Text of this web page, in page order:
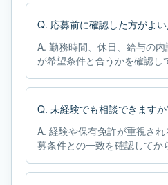
Q. 応募前に確認した方がよ
A. 勤務時間、休日、給与の
が希望条件と合うかを確認し
Q. 未経験でも相談できます
A. 経験や保有免許が重視さ
募条件との一致を確認してか